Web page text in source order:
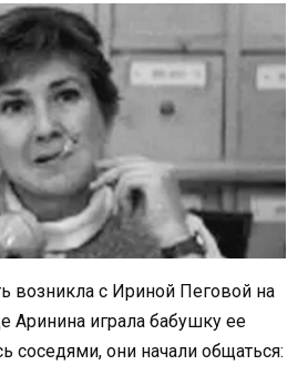
возникла с Ириной Пеговой на
Аринина играла бабушку ее
соседями, они начали общаться: